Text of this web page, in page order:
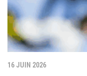
16 JUIN 2026